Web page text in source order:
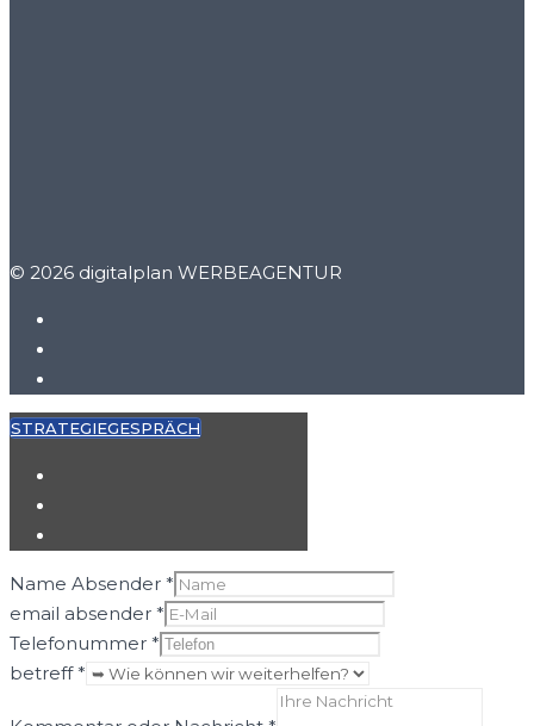
© 2026 digitalplan WERBEAGENTUR
STRATEGIEGESPRÄCH
Name Absender *
email absender *
Telefonummer *
betreff*